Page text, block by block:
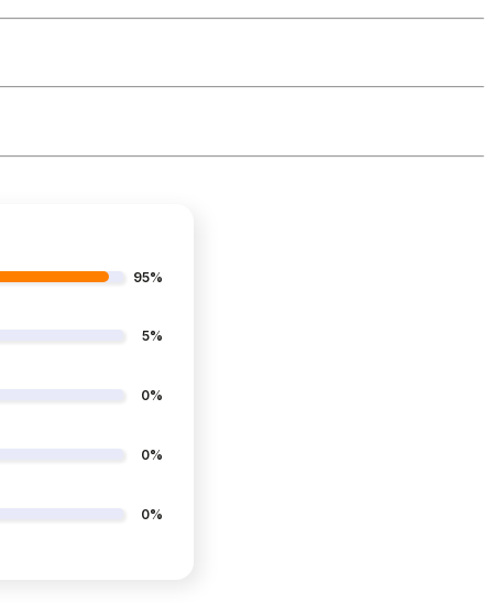
95%
5%
0%
0%
0%